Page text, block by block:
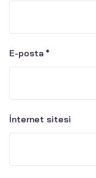
E-posta *
İnternet sitesi